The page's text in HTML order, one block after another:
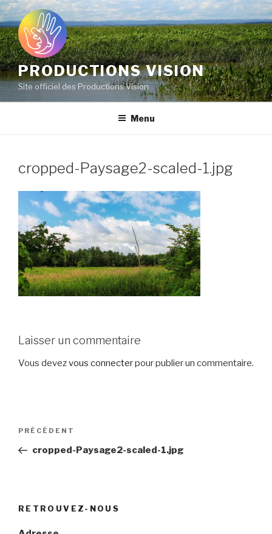
Aller
au
contenu
principal
PRODUCTIONS VISION
Site officiel des Productions Vision
Menu
cropped-Paysage2-scaled-1.jpg
Laisser un commentaire
Vous devezvous connecterpour publier un commentaire.
Navigation
l’article
Article
précédent
PRÉCÉDENT
cropped-Paysage2-scaled-1.jpg
RETROUVEZ-NOUS